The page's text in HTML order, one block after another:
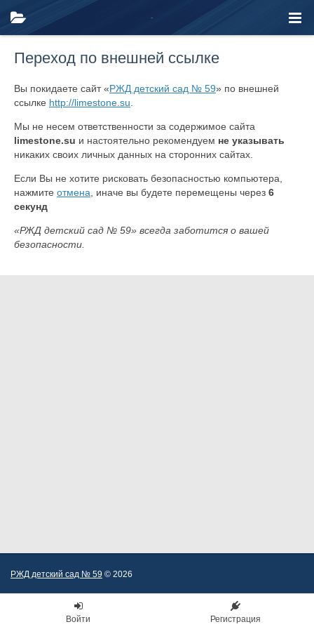
Переход по внешней ссылке
Вы покидаете сайт «РЖД детский сад № 59» по внешней
ссылке http://limestone.su
Мы не несем ответственности за содержимое сайта
limestone.su и настоятельно рекомендуем не указывать
никаких своих личных данных на сторонних сайтах.
Если Вы не хотите рисковать безопасностью компьютера,
нажмите отмена , иначе вы будете перемещены через 6
секунд
«РЖД детский сад № 59» всегда заботится о вашей
безопасности.
РЖД детский сад № 59 © 2026
Войти Регистрация